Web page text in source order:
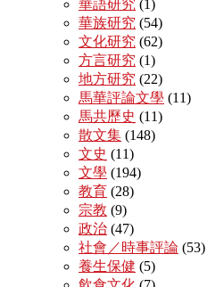
華語研究 (1)
華族研究 (54)
文化研究 (62)
方言研究 (1)
地方研究 (22)
馬華評論文學 (11)
馬共歷史 (11)
散文集 (148)
文史 (11)
文學 (194)
教育 (28)
宗教 (9)
政治 (47)
社會／時事評論 (53)
養生保健 (5)